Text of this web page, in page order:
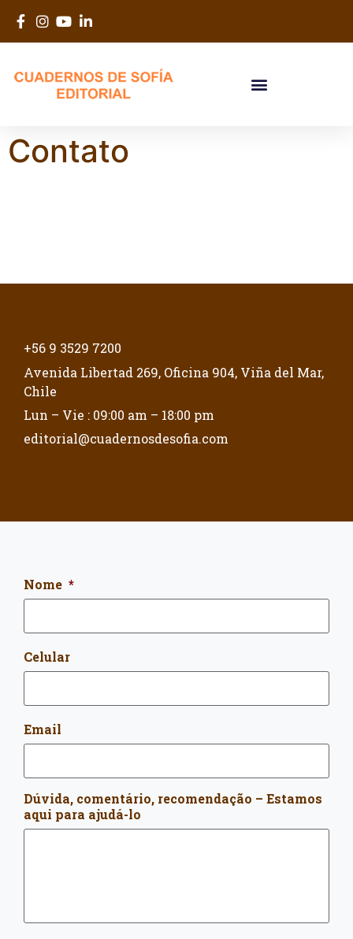
Contato
+56 9 3529 7200
Avenida Libertad 269, Oficina 904, Viña del Mar,
Chile
Lun – Vie : 09:00 am – 18:00 pm
editorial@cuadernosdesofia.com
Nome *
Celular
Email
Dúvida, comentário, recomendação – Estamos
aqui para ajudá-lo